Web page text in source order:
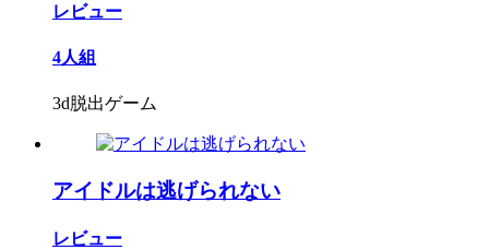
レビュー
4人組
3d脱出ゲーム
アイドルは逃げられない
レビュー